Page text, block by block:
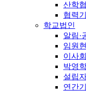
산학
협력
학교법인
알림·
임원
이사
박영
설립
연간